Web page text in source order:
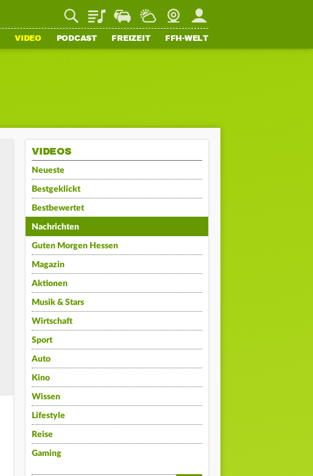
PlaylistStaupilotWetterWebcamMein FFH
VIDEO PODCAST FREIZEIT FFH-WELT
VIDEOS
Neueste
Bestgeklickt
Bestbewertet
Nachrichten
Guten Morgen Hessen
Magazin
Aktionen
Musik & Stars
Wirtschaft
Sport
Auto
Kino
Wissen
Lifestyle
Reise
Gaming